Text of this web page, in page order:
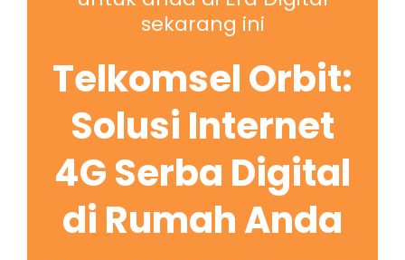
sekarang ini
Telkomsel Orbit:
Solusi Internet
4G Serba Digital
di Rumah Anda